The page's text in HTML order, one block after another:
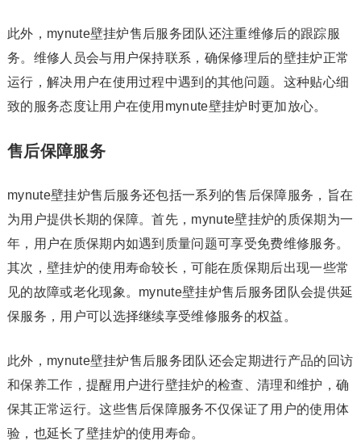
此外，mynute壁挂炉售后服务团队还注重维修后的跟踪服
务。维修人员会与用户保持联系，确保修理后的壁挂炉正常
运行，解决用户在使用过程中遇到的其他问题。这种贴心细
致的服务态度让用户在使用mynute壁挂炉时更加放心。
售后保障服务
mynute壁挂炉售后服务还包括一系列的售后保障服务，旨在
为用户提供长期的保障。首先，mynute壁挂炉的质保期为一
年，用户在质保期内如遇到质量问题可享受免费维修服务。
其次，壁挂炉的使用寿命较长，可能在质保期后出现一些常
见的故障或老化现象。mynute壁挂炉售后服务团队会提供延
保服务，用户可以选择继续享受维修服务的权益。
此外，mynute壁挂炉售后服务团队还会定期进行产品的回访
和保养工作，提醒用户进行壁挂炉的检查、清理和维护，确
保其正常运行。这些售后保障服务不仅保证了用户的使用体
验，也延长了壁挂炉的使用寿命。